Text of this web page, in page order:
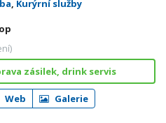
, Kurýrní služby
zásilek, drink servis
Web Galerie